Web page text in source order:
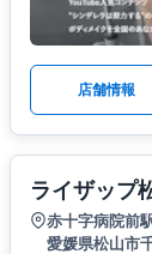
店舗情報
ライザップ
赤十字病院前
愛媛県松山市